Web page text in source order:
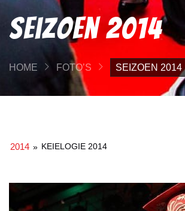
Seizoen 2014
HOME FOTO’S SEIZOEN 2014
2014 » KEIELOGIE 2014